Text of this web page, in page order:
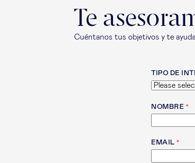
Te
Cuéntanos tus objetivos y te
TIPO DE
NOMBRE
EMAIL